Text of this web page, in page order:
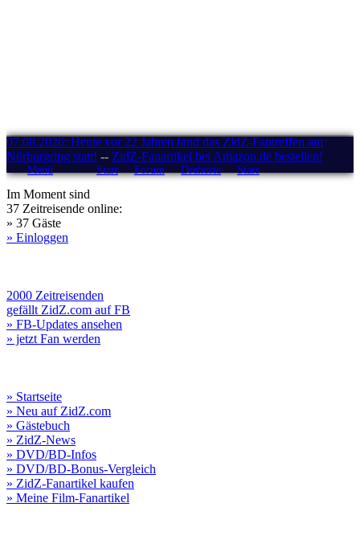
07.08.2026: Heute vor 22 Jahren fand das ZidZ-Fantreffen am
Nürburgring statt! -- ZidZ-Fanartikel bei Amazon.de bestellen!
Menü Start Forum Drehorte Stars
Im Moment sind
37 Zeitreisende online:
» 37 Gäste
» Einloggen
2000 Zeitreisenden
gefällt ZidZ.com auf FB
» FB-Updates ansehen
» jetzt Fan werden
» Startseite
» Neu auf ZidZ.com
» Gästebuch
» ZidZ-News
» DVD/BD-Infos
» DVD/BD-Bonus-Vergleich
» ZidZ-Fanartikel kaufen
» Meine Film-Fanartikel